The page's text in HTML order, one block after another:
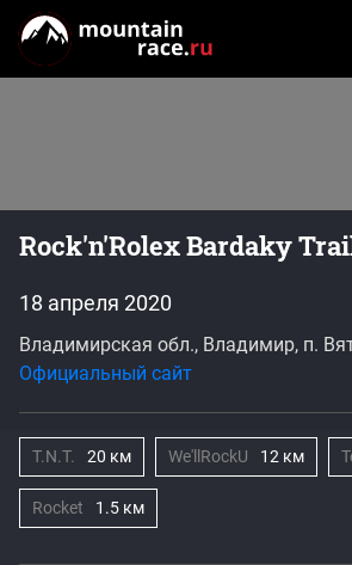
Rock'n'Rolex Bardaky
18 апреля 2020
Владимирская обл., Владимир, п.
Официальный сайт
T.N.T. 20 км We'llRockU 12 км
Rocket 1.5 км